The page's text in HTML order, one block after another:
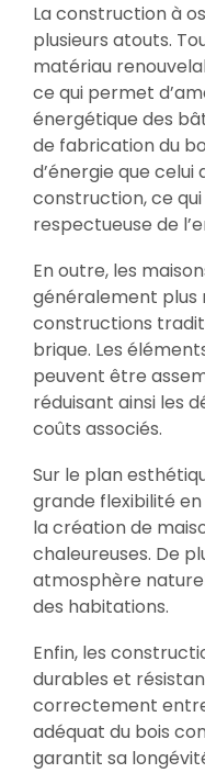
La construction à
plusieurs atouts.
matériau
ce qui permet
énergétique des
de fabrication du
d’énergie que celui
construction, ce
respectueuse de
En outre, les
généralement plus
constructions
brique. Les
peuvent être
réduisant ainsi les
coûts associés.
Sur le plan
grande flexibilité
la création de
chaleureuses. De
atmosphère
des habitations.
Enfin, les
durables et
correctement
adéquat du bois
garantit sa